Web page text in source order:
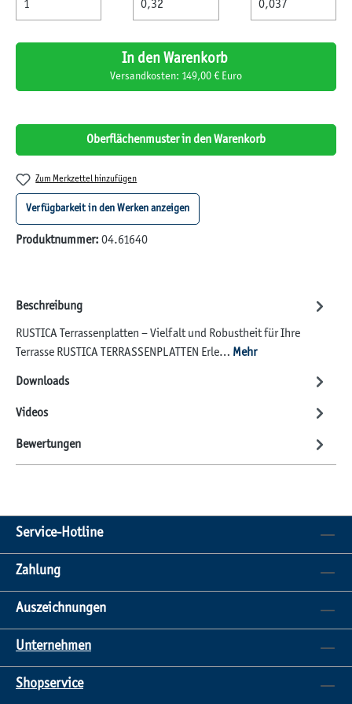
In den Warenkorb
Versandkosten: 149,00 € Euro
Oberflächenmuster in den Warenkorb
Zum Merkzettel hinzufügen
Verfügbarkeit in den Werken anzeigen
Produktnummer: 04.61640
Beschreibung
RUSTICA Terrassenplatten – Vielfalt und Robustheit für Ihre
Terrasse RUSTICA TERRASSENPLATTEN Erle… Mehr
Downloads
Videos
Bewertungen
Service-Hotline
Zahlung
Auszeichnungen
Unternehmen
Shopservice